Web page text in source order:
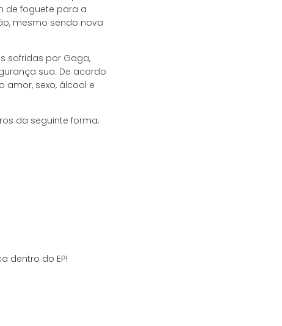
de foguete para a
mesmo sendo nova
sofridas por Gaga,
sua. De acordo
sexo, álcool e
da seguinte forma:
dentro do EP!